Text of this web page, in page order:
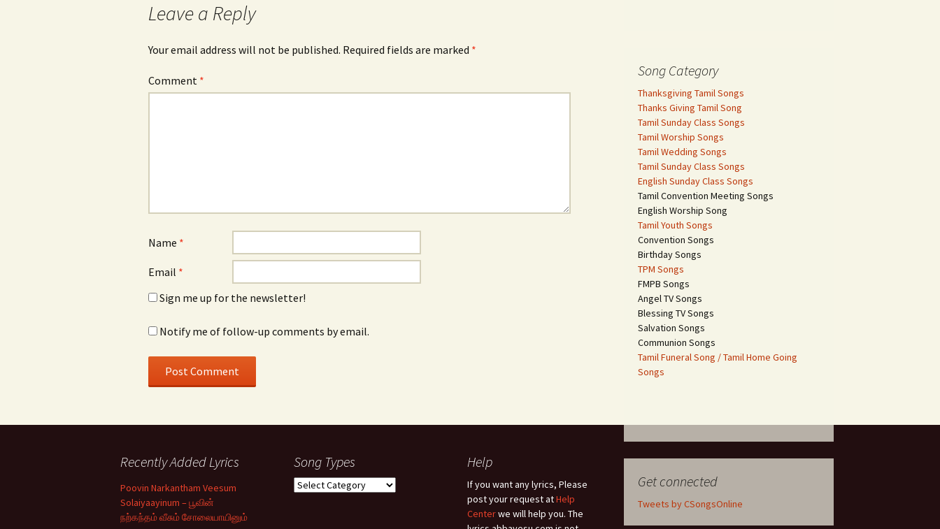
Leave a Reply
Your email address will not be published. Required fields are marked *
Comment *
Name *
Email *
Sign me up for the newsletter!
Notify me of follow-up comments by email.
Song Category
Thanksgiving Tamil Songs
Thanks Giving Tamil Song
Tamil Sunday Class Songs
Tamil Worship Songs
Tamil Wedding Songs
Tamil Sunday Class Songs
English Sunday Class Songs
Tamil Convention Meeting Songs
English Worship Song
Tamil Youth Songs
Convention Songs
Birthday Songs
TPM Songs
FMPB Songs
Angel TV Songs
Blessing TV Songs
Salvation Songs
Communion Songs
Tamil Funeral Song / Tamil Home Going
Songs
Get connected
Tweets by CSongsOnline
Recently Added Lyrics
Poovin Narkantham Veesum
Solaiyaayinum – பூவின்
நற்கந்தம் வீசும் சோலையாயினும்
Song Types
Song
Help
If you want any lyrics, Please
post your request atHelp
Centerwe will help you. The